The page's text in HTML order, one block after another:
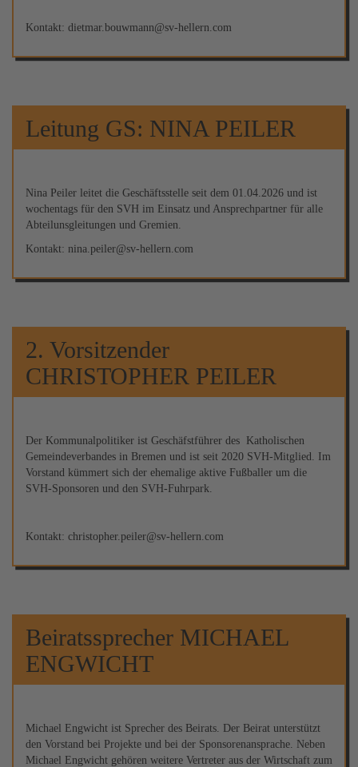
Kontakt: dietmar.bouwmann@sv-hellern.com
Leitung GS: NINA PEILER
Nina Peiler leitet die Geschäftsstelle seit dem 01.04.2026 und ist
wochentags für den SVH im Einsatz und Ansprechpartner für alle
Abteilunsgleitungen und Gremien.
Kontakt: nina.peiler@sv-hellern.com
2. Vorsitzender
CHRISTOPHER PEILER
Der Kommunalpolitiker ist Geschäfstführer des Katholischen
Gemeindeverbandes in Bremen und ist seit 2020 SVH-Mitglied. Im
Vorstand kümmert sich der ehemalige aktive Fußballer um die
SVH-Sponsoren und den SVH-Fuhrpark.
Kontakt: christopher.peiler@sv-hellern.com
Beiratssprecher MICHAEL
ENGWICHT
Michael Engwicht ist Sprecher des Beirats. Der Beirat unterstützt
den Vorstand bei Projekte und bei der Sponsorenansprache. Neben
Michael Engwicht gehören weitere Vertreter aus der Wirtschaft zum